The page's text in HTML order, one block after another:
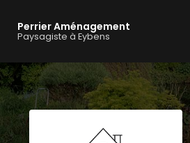
contenu
Perrier Aménagement
Paysagiste à Eybens